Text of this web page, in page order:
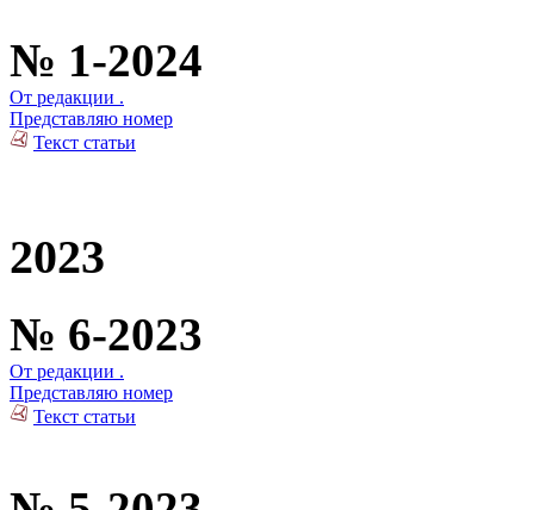
№ 1-2024
От редакции .
Представляю номер
Текст статьи
2023
№ 6-2023
От редакции .
Представляю номер
Текст статьи